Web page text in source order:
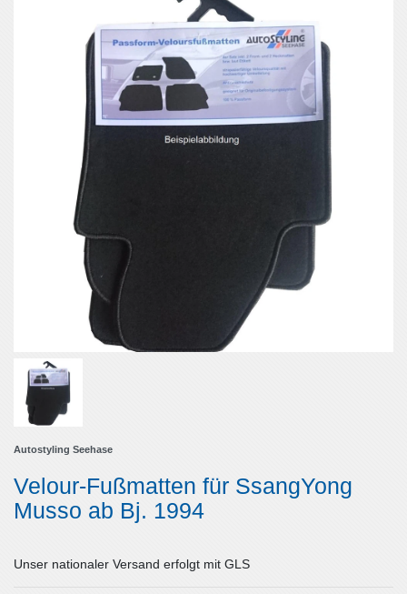
Autostyling Seehase
Velour-Fußmatten für SsangYong
Musso ab Bj. 1994
Unser nationaler Versand erfolgt mit GLS